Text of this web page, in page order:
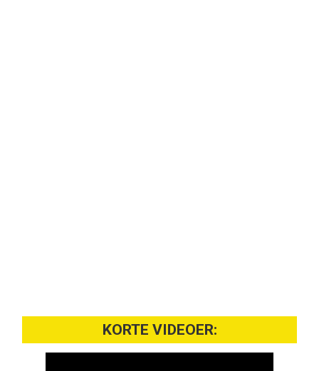
KORTE VIDEOER: